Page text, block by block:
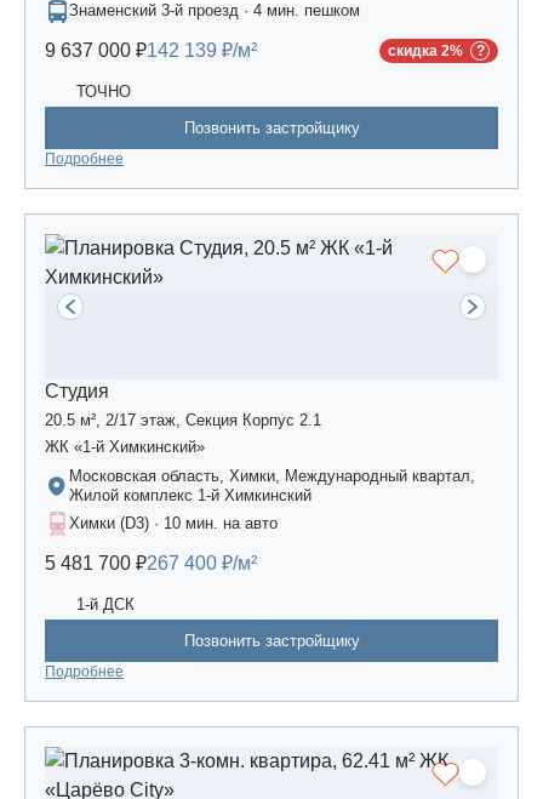
Знаменский 3-й проезд · 4 мин. пешком
9 637 000 ₽142 139 ₽/м² скидка 2%
ТОЧНО
Позвонить застройщику
Подробнее
Студия
20.5 м², 2/17 этаж, Секция Корпус 2.1
ЖК «1-й Химкинский»
Московская область, Химки, Международный квартал,
Жилой комплекс 1-й Химкинский
Химки (D3) · 10 мин. на авто
5 481 700 ₽267 400 ₽/м²
1-й ДСК
Позвонить застройщику
Подробнее